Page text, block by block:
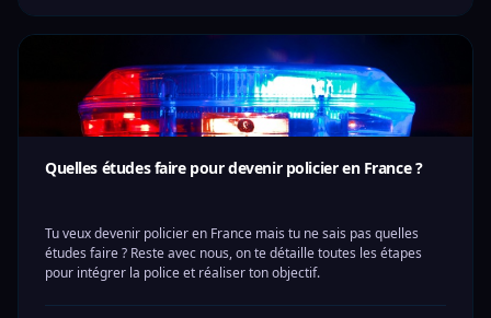
Quelles études faire pour devenir policier en France ?
Tu veux devenir policier en France mais tu ne sais pas quelles
études faire ? Reste avec nous, on te détaille toutes les étapes
pour intégrer la police et réaliser ton objectif.